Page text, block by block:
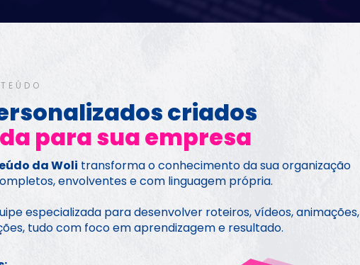
para sua empresa
da Woli transforma o conhecimento da sua organização
envolventes e com linguagem própria.
especializada para desenvolver roteiros, vídeos, animações,
tudo com foco em aprendizagem e resultado.